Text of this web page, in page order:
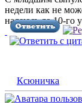
недели как не
надеюсь до 10-го
Ксюничка